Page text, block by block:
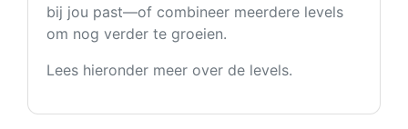
bij jou past—of combineer meerdere levels
om nog verder te groeien.
Lees hieronder meer over de levels.